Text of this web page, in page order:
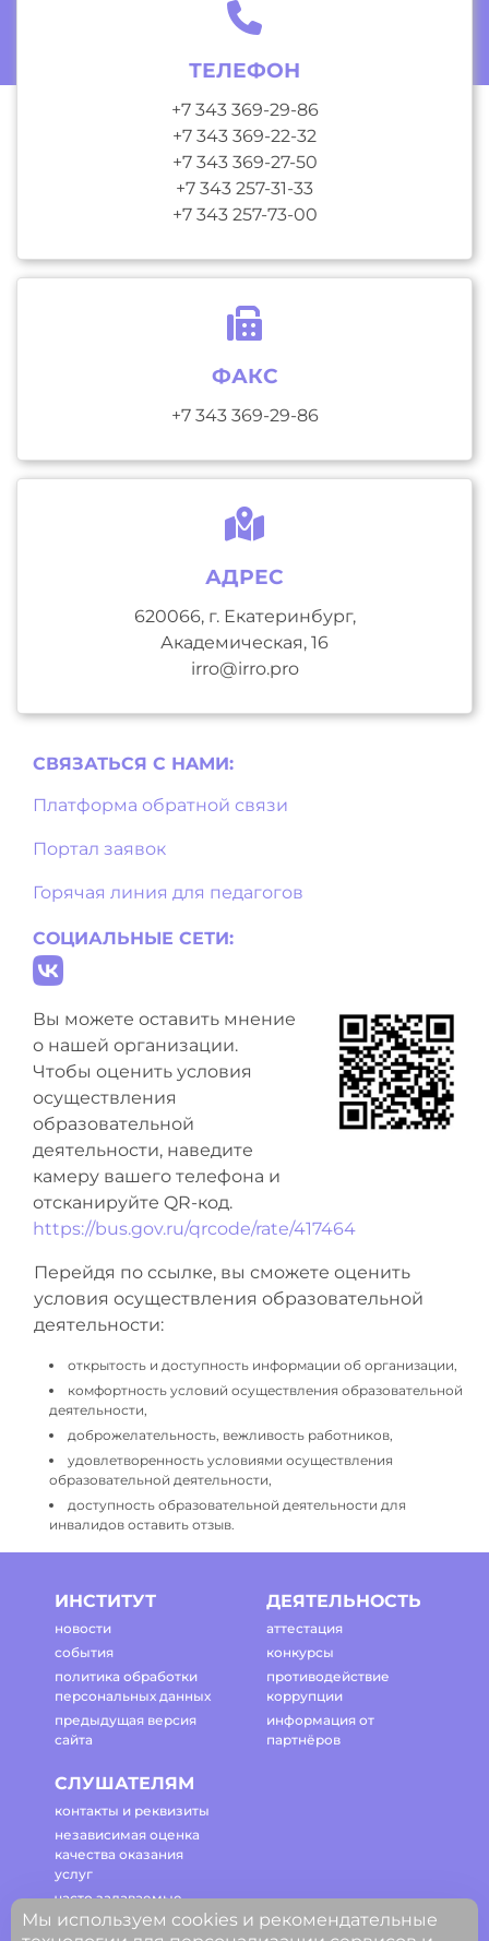
ТЕЛЕФОН
+7 343 369-29-86
+7 343 369-22-32
+7 343 369-27-50
+7 343 257-31-33
+7 343 257-73-00
ФАКС
+7 343 369-29-86
АДРЕС
620066, г. Екатеринбург,
Академическая, 16
irro@irro.pro
СВЯЗАТЬСЯ С НAМИ:
Платформа обратной связи
Портал заявок
Горячая линия для педагогов
СОЦИАЛЬНЫЕ СЕТИ:
Вы можете оставить мнение
о нашей организации.
Чтобы оценить условия
осуществления
образовательной
деятельности, наведите
камеру вашего телефона и
отсканируйте QR-код.
https://bus.gov.ru/qrcode/rate/417464
Перейдя по ссылке, вы сможете оценить
условия осуществления образовательной
деятельности:
открытость и доступность информации об организации,
комфортность условий осуществления образовательной
деятельности,
доброжелательность, вежливость работников,
удовлетворенность условиями осуществления
образовательной деятельности,
доступность образовательной деятельности для
инвалидов оставить отзыв.
ИНСТИТУТ
новости
события
политика обработки
персональных данных
предыдущая версия
сайта
ДЕЯТЕЛЬНОСТЬ
аттестация
конкурсы
противодействие
коррупции
информация от
партнёров
СЛУШАТЕЛЯМ
контакты и реквизиты
независимая оценка
качества оказания
услуг
часто задаваемые
вопросы
Мы используем cookies и рекомендательные